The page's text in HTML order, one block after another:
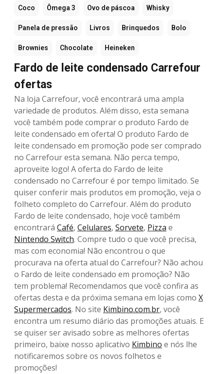
Coco Ômega 3 Ovo de páscoa Whisky
Panela de pressão Livros Brinquedos Bolo
Brownies Chocolate Heineken
Fardo de leite condensado Carrefour
ofertas
Na loja Carrefour, você encontrará uma ampla
variedade de produtos. Além disso, esta semana
você também pode comprar o produto Fardo de
leite condensado em oferta! O produto Fardo de
leite condensado em promoção pode ser comprado
no Carrefour esta semana. Não perca tempo,
aproveite logo! A oferta do Fardo de leite
condensado no Carrefour é por tempo limitado. Se
quiser conferir mais produtos em promoção, veja o
folheto completo do Carrefour. Além do produto
Fardo de leite condensado, hoje você também
encontrará Café, Celulares, Sorvete, Pizza e
Nintendo Switch. Compre tudo o que você precisa,
mas com economia! Não encontrou o que
procurava na oferta atual do Carrefour? Não achou
o Fardo de leite condensado em promoção? Não
tem problema! Recomendamos que você confira as
ofertas desta e da próxima semana em lojas como X
Supermercados. No site Kimbino.com.br, você
encontra um resumo diário das promoções atuais. E
se quiser ser avisado sobre as melhores ofertas
primeiro, baixe nosso aplicativo Kimbino e nós lhe
notificaremos sobre os novos folhetos e
promoções!